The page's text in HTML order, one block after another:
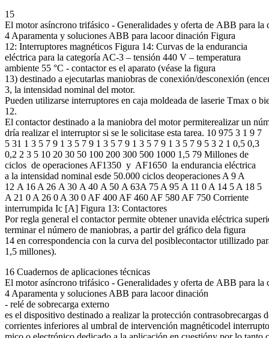
15
El motor asíncrono trifásico - Generalidades y oferta de ABB para la
4 Aparamenta y soluciones ABB para lacoor dinación Figura
12: Interruptores magnéticos Figura 14: Curvas de la endurancia
eléctrica para la categoría AC-3 – tensión 440 V – temperatura
ambiente 55 °C - contactor es el aparato (véase la figura
13) destinado a ejecutarlas maniobras de conexión/desconexión
3, la intensidad nominal del motor.
Pueden utilizarse interruptores en caja moldeada de laserie Tmax o
12.
El contactor destinado a la maniobra del motor permiterealizar un
dría realizar el interruptor si se le solicitase esta tarea. 10 975 3 1 9 7
5 31 1 3 5 7 9 1 3 5 7 9 1 3 5 7 9 1 3 5 7 9 1 3 5 7 9 5 3 2 1 0,5 0,3
0,2 2 3 5 10 20 30 50 100 200 300 500 1000 1,5 79 Millones de
ciclos de operaciones AF1350 y AF1650 la endurancia eléctrica
a la intensidad nominal esde 50.000 ciclos deoperaciones A 9 A
12 A 16 A 26 A 30 A 40 A 50 A 63A 75 A 95 A 11 0 A 14 5 A 18 5
A 21 0 A 26 0 A 30 0 AF 400 AF 460 AF 580 AF 750 Corriente
interrumpida Ic [A] Figura 13: Contactores
Por regla general el contactor permite obtener unavida eléctrica
terminar el número de maniobras, a partir del gráfico dela figura
14 en correspondencia con la curva del posiblecontactor utillizado
1,5 millones).
16 Cuadernos de aplicaciones técnicas
El motor asíncrono trifásico - Generalidades y oferta de ABB para la
4 Aparamenta y soluciones ABB para lacoor dinación
- relé de sobrecarga externo
es el dispositivo destinado a realizar la protección
corrientes inferiores al umbral de intervención magnéticodel